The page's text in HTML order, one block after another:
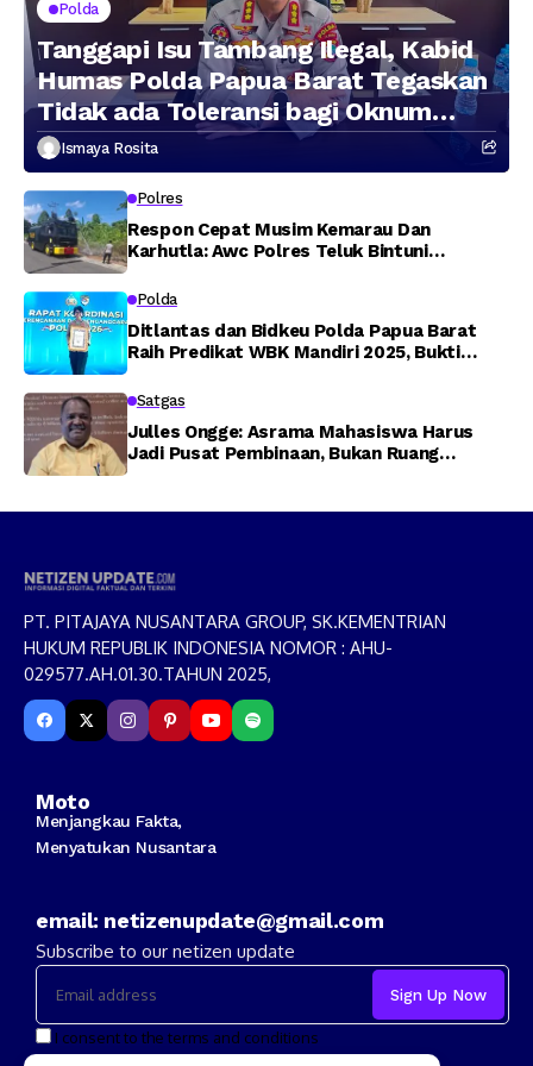
Polda
Tanggapi Isu Tambang Ilegal, Kabid
Humas Polda Papua Barat Tegaskan
Tidak ada Toleransi bagi Oknum
Anggota
Ismaya Rosita
Polres
Respon Cepat Musim Kemarau Dan
Karhutla: Awc Polres Teluk Bintuni
Tuasai
Polda
Ditlantas dan Bidkeu Polda Papua Barat
Raih Predikat WBK Mandiri 2025, Bukti
Berintegritas
Satgas
Julles Ongge: Asrama Mahasiswa Harus
Jadi Pusat Pembinaan, Bukan Ruang
PT. PITAJAYA NUSANTARA GROUP, SK.KEMENTRIAN
HUKUM REPUBLIK INDONESIA NOMOR : AHU-
029577.AH.01.30.TAHUN 2025,
Moto
Menjangkau Fakta,
Menyatukan Nusantara
email: netizenupdate@gmail.com
Subscribe to our netizen update
I consent to the terms and conditions